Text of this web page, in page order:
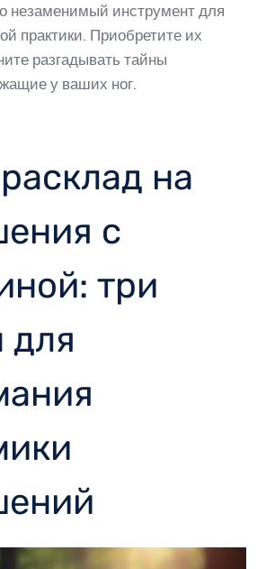
незаменимый инструмент для
практики. Приобретите их
разгадывать тайны
у ваших ног.
на
с
три
для